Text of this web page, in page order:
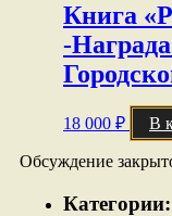
Книга
-
18 000 ₽ В
Обсуждение
Категории: